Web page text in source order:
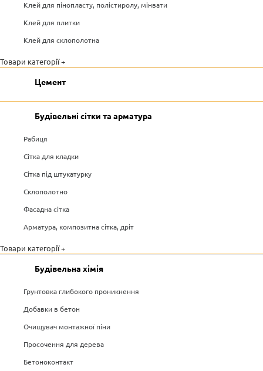
Клей для пінопласту, полістиролу, мінвати
Клей для плитки
Клей для склополотна
Товари категорії +
Цемент
Будівельні сітки та арматура
Рабиця
Сітка для кладки
Сітка під штукатурку
Склополотно
Фасадна сітка
Арматура, композитна сітка, дріт
Товари категорії +
Будівельна хімія
Грунтовка глибокого проникнення
Добавки в бетон
Очищувач монтажної піни
Просочення для дерева
Бетоноконтакт